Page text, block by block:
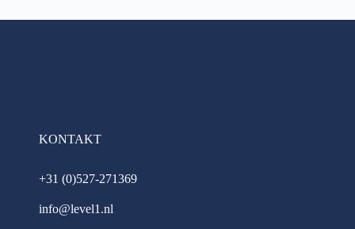
KONTAKT
+31 (0)527-271369
info@level1.nl